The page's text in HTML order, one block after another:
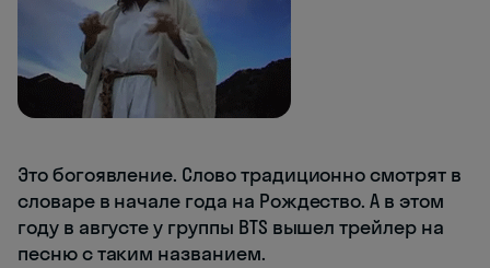
Это богоявление. Слово традиционно смотрят в
словаре в начале года на Рождество. А в этом
году в августе у группы BTS вышел трейлер на
песню с таким названием.